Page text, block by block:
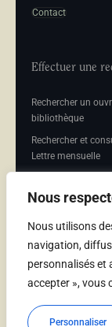
Nous
Nous utilisons
navigation,
personnalisés et
accepter », vous
Personnaliser
Contact
Effectuer une
Rechercher un
bibliothèque
Rechercher et
Lettre mensuelle
mensuelle
Adhérer